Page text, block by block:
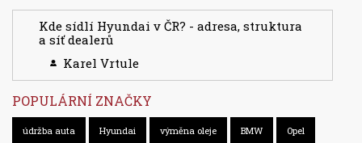
Kde sídlí Hyundai v ČR? - adresa, struktura
a síť dealerů
Karel Vrtule
POPULÁRNÍ ZNAČKY
údržba auta Hyundai výměna oleje BMW Opel